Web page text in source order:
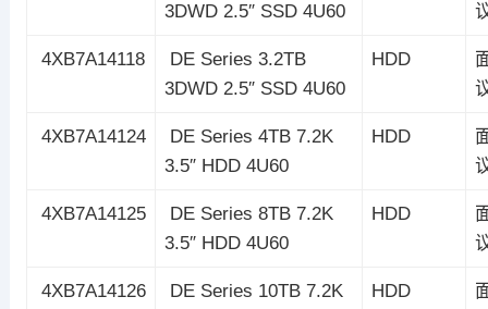
3DWD 2.5″ SSD 4U60
4XB7A14118
DE Series 3.2TB
3DWD 2.5″ SSD 4U60
HDD
4XB7A14124
DE Series 4TB 7.2K
3.5″ HDD 4U60
HDD
4XB7A14125
DE Series 8TB 7.2K
3.5″ HDD 4U60
HDD
4XB7A14126
DE Series 10TB 7.2K
HDD